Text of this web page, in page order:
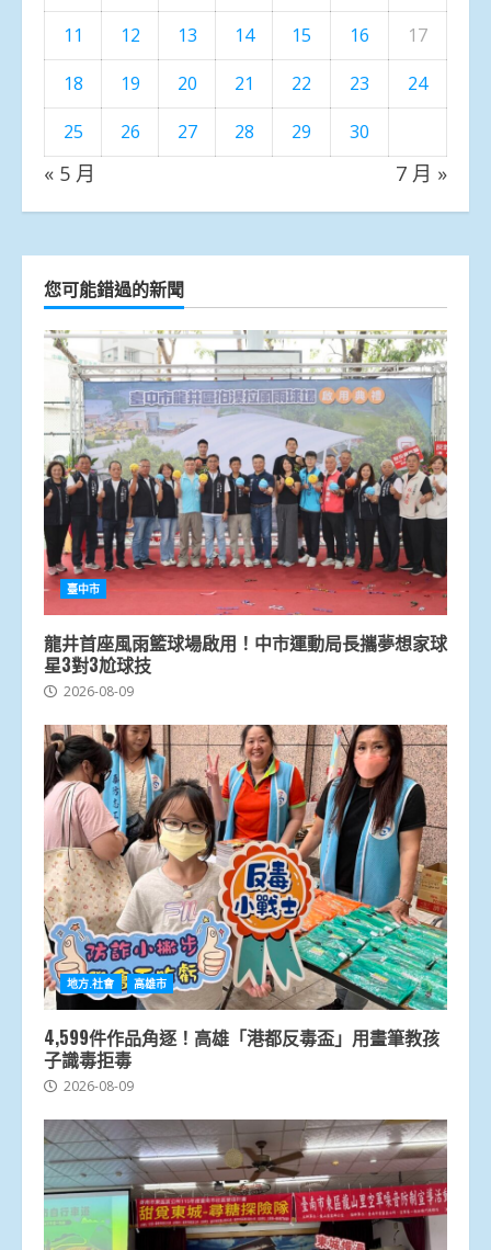
11 12 13 14 15 16
17
18
19 20 21 22 23
24
25
26 27 28 29 30
« 5 月 7 月 »
您可能錯過的新聞
臺中市
龍井首座風雨籃球場啟用！中市運動局長攜夢想家球
星3對3尬球技
2026-08-09
地方.社會 高雄市
4,599件作品角逐！高雄「港都反毒盃」用畫筆教孩
子識毒拒毒
2026-08-09